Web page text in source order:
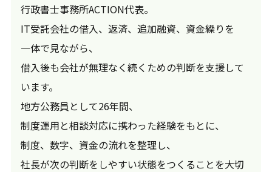
行政書士事務所ACTION代表。
IT受託会社の借入、返済、追加融資、資金繰りを
一体で見ながら、
借入後も会社が無理なく続くための判断を支援して
います。
地方公務員として26年間、
制度運用と相談対応に携わった経験をもとに、
制度、数字、資金の流れを整理し、
社長が次の判断をしやすい状態をつくることを大切